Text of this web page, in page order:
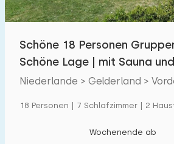
Einfamilienhaus
Ferienbauernhof
Villa
Schöne 18 Personen
Schöne Lage | mit Sauna
Niederlande > Gelderland >
18 Personen | 7 Schlafzimmer | 2
Wochenende ab